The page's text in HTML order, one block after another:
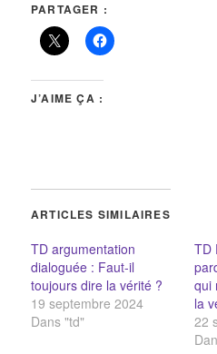
PARTAGER :
J’AIME ÇA :
ARTICLES SIMILAIRES
TD argumentation
dialoguée : Faut-il
toujours dire la vérité ?
19 septembre 2024
Dans "td"
TD
qui
la
22